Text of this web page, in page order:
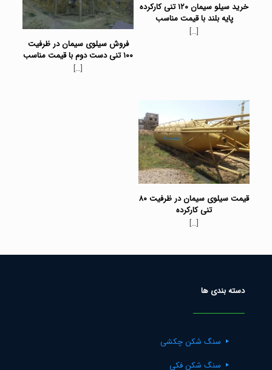
خرید سیلو سیمان ۱۲۰ تنی کارکرده
پایه بلند با قیمت مناسب
[…]
فروش سیلوی سیمان در ظرفیت
۱۰۰ تنی دست دوم با قیمت مناسب
[…]
قیمت سیلوی سیمان در ظرفیت ۸۰
تنی کارکرده
[…]
دسته بندی ها
سنگ شکن چکشی
سنگ شکن فکی